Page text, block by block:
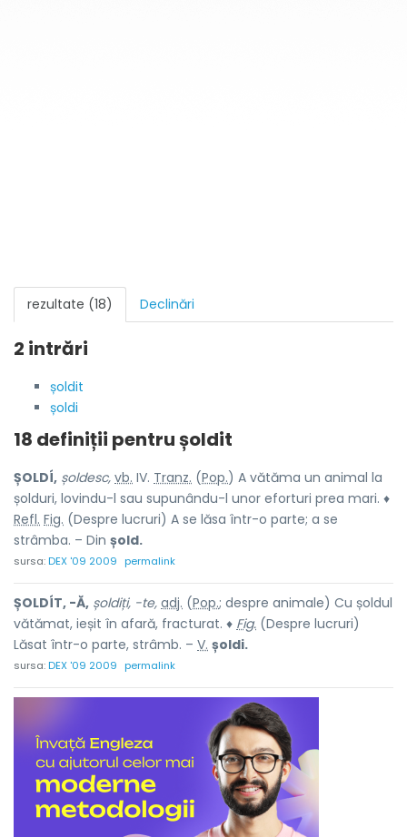
rezultate (18) Declinări
2 intrări
șoldit
șoldi
18 definiții pentrușoldit
ȘOLDÍ, șoldesc, vb. IV. Tranz. (Pop.) A vătăma un animal la
șolduri, lovindu-l sau supunându-l unor eforturi prea mari. ♦
Refl. Fig. (Despre lucruri) A se lăsa într-o parte; a se
strâmba. – Din șold.
sursa:DEX '09 2009 permalink
ȘOLDÍT, -Ă, șoldiți, -te, adj. (Pop.; despre animale) Cu șoldul
vătămat, ieșit în afară, fracturat. ♦ Fig. (Despre lucruri)
Lăsat într-o parte, strâmb. – V. șoldi.
sursa:DEX '09 2009 permalink